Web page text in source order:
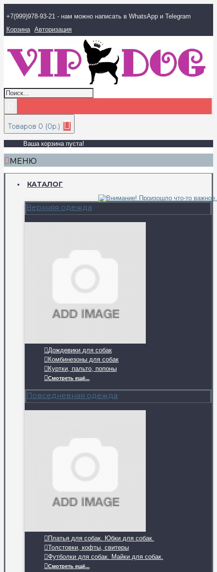
+7(999)978-93-21 - нам можно написать в WhatsApp и Telegram
Корзина Авторизация
Товаров 0 (0р.)
Ваша корзина пуста!
МЕНЮ
КАТАЛОГ
Верхняя одежда
Дождевики для собак
Комбинезоны для собак
Куртки, пальто, попоны
Смотреть ещё...
Повседневная одежда
Платья для собак. Юбки для собак.
Толстовки, кофты, свитеры
Футболки для собак. Майки для собак.
Смотреть ещё...